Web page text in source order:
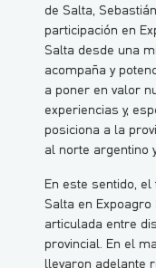
de Salta,
participación en
Salta desde una
acompaña y
a poner en valor
experiencias y,
posiciona a la
al norte argentino
En este sentido,
Salta en
articulada entre
provincial. En el
llevaron adelante